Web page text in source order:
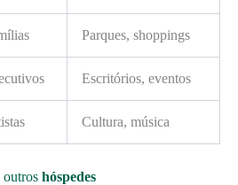
Parques, shoppings
Escritórios, eventos
Cultura, música
outros hóspedes